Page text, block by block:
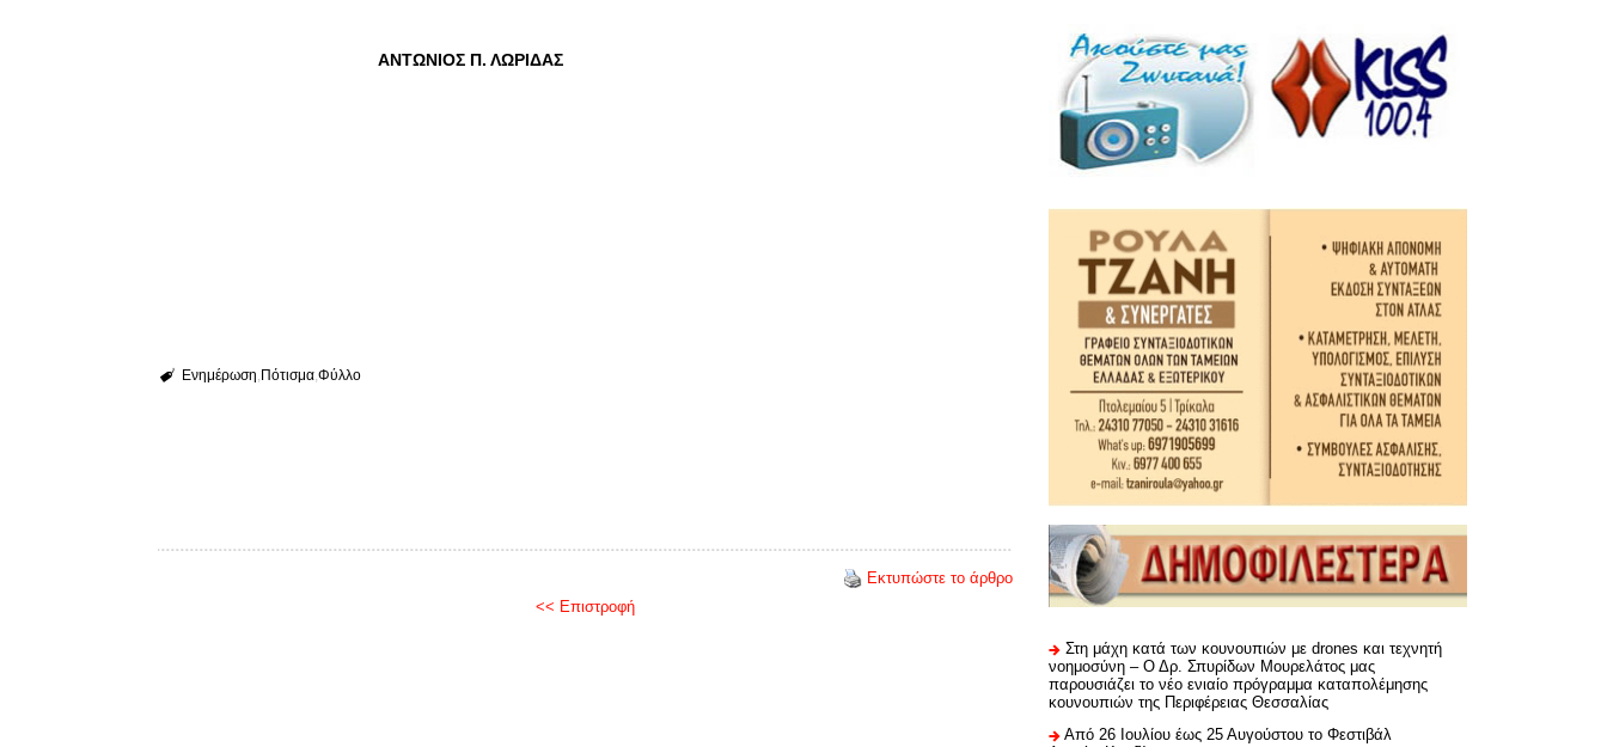
ΑΝΤΩΝΙΟΣ Π. ΛΩΡΙΔΑΣ
Ενημέρωση Πότισμα Φύλλο
Εκτυπώστε το άρθρο
<< Επιστροφή
Στη μάχη κατά των κουνουπιών με drones και τεχνητή
νοημοσύνη – Ο Δρ. Σπυρίδων Μουρελάτος μας
παρουσιάζει το νέο ενιαίο πρόγραμμα καταπολέμησης
κουνουπιών της Περιφέρειας Θεσσαλίας
Από 26 Ιουλίου έως 25 Αυγούστου το Φεστιβάλ